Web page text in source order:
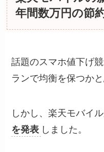
年間数万円の節
話題のスマホ値下げ
ランで均衡を保つか
しかし、楽天モバイ
を発表 しました。